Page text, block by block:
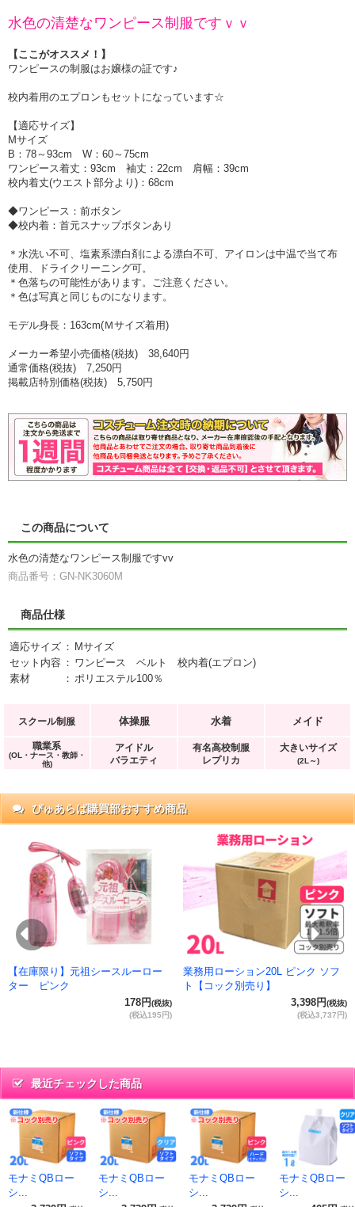
水色の清楚なワンピース制服ですｖｖ
【ここがオススメ！】
ワンピースの制服はお嬢様の証です♪
校内着用のエプロンもセットになっています☆
【適応サイズ】
Mサイズ
B：78～93cm W：60～75cm
ワンピース着丈：93cm 袖丈：22cm 肩幅：39cm
校内着丈(ウエスト部分より)：68cm
◆ワンピース：前ボタン
◆校内着：首元スナップボタンあり
＊水洗い不可、塩素系漂白剤による漂白不可、アイロンは中温で当て布
使用、ドライクリーニング可。
＊色落ちの可能性があります。ご注意ください。
＊色は写真と同じものになります。
モデル身長：163cm(Ｍサイズ着用)
メーカー希望小売価格(税抜) 38,640円
通常価格(税抜) 7,250円
掲載店特別価格(税抜) 5,750円
この商品について
水色の清楚なワンピース制服ですvv
商品番号：GN-NK3060M
商品仕様
適応サイズ ： Mサイズ
セット内容 ： ワンピース ベルト 校内着(エプロン)
素材
： ポリエステル100％
スクール制服 体操服 水着 メイド
職業系
(OL・ナース・教師・
他)
アイドル
バラエティ
有名高校制服
レプリカ
大きいサイズ
(2L～)
ぴゅあらば購買部おすすめ商品
Previous
【在庫限り】元祖シースルーロー
ター ピンク
178円(税抜)
(税込195円)
業務用ローション20L ピンク ソフ
ト【コック別売り】
3,398円(税抜)
(税込3,737円)
最近チェックした商品
モナミQBロー
シ...
モナミQBロー
シ...
モナミQBロー
シ...
モナミQBロー
シ...